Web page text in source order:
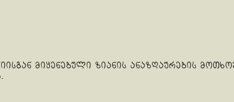
მიყენებული ზიანის ანაზღაურების